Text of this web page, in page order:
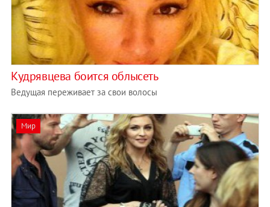
Кудрявцева боится облысеть
Ведущая переживает за свои волосы
Мир